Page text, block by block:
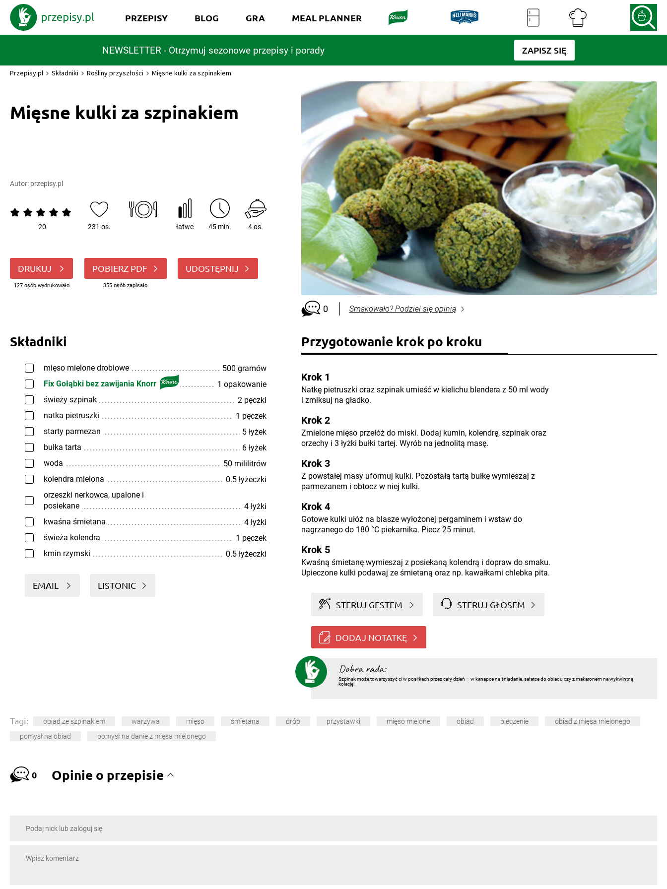
NEWSLETTER - Otrzymuj sezonowe przepisy i porady ZAPISZ SIĘ
PRZEPISY BLOG GRA MEAL PLANNER
Przepisy.pl Składniki Rośliny przyszłości Mięsne kulki za szpinakiem
Mięsne kulki za szpinakiem
Autor: przepisy.pl
20 231 os. łatwe 45 min. 4 os.
DRUKUJ
127 osób wydrukowało
POBIERZ PDF
355 osób zapisało
UDOSTĘPNIJ
0 Smakowało? Podziel się opinią
Składniki
mięso mielone drobiowe
500 gramów
Fix Gołąbki bez zawijania Knorr
1 opakowanie
świeży szpinak
2 pęczki
natka pietruszki
1 pęczek
starty parmezan
5 łyżek
bułka tarta
6 łyżek
woda
50 mililitrów
kolendra mielona
0.5 łyżeczki
orzeszki nerkowca, upalone i
posiekane
4 łyżki
kwaśna śmietana
4 łyżki
świeża kolendra
1 pęczek
kmin rzymski
0.5 łyżeczki
EMAIL LISTONIC
Przygotowanie krok po kroku
Krok 1
Natkę pietruszki oraz szpinak umieść w kielichu blendera z 50 ml wody
i zmiksuj na gładko.
Krok 2
Zmielone mięso przełóż do miski. Dodaj kumin, kolendrę, szpinak oraz
orzechy i 3 łyżki bułki tartej. Wyrób na jednolitą masę.
Krok 3
Z powstałej masy uformuj kulki. Pozostałą tartą bułkę wymieszaj z
parmezanem i obtocz w niej kulki.
Krok 4
Gotowe kulki ułóż na blasze wyłożonej pergaminem i wstaw do
nagrzanego do 180 °C piekarnika. Piecz 25 minut.
Krok 5
Kwaśną śmietanę wymieszaj z posiekaną kolendrą i dopraw do smaku.
Upieczone kulki podawaj ze śmietaną oraz np. kawałkami chlebka pita.
STERUJ GESTEM STERUJ GŁOSEM
DODAJ NOTATKĘ
Dobra rada:
Szpinak może towarzyszyć ci w posiłkach przez cały dzień – w kanapce na śniadanie, sałatce do obiadu czy z makaronem na wykwintną
kolację!
Tagi: obiad ze szpinakiem warzywa mięso śmietana drób przystawki mięso mielone obiad pieczenie
obiad z mięsa mielonego
pomysł na obiad
pomysł na danie z mięsa mielonego
0 Opinie o przepisie